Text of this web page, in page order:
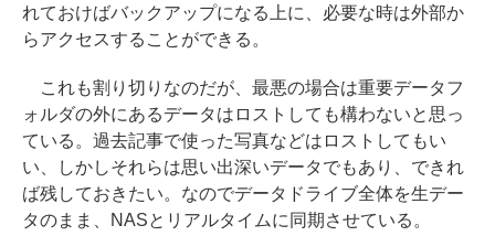
れておけばバックアップになる上に、必要な時は外部か
らアクセスすることができる。
これも割り切りなのだが、最悪の場合は重要データフ
ォルダの外にあるデータはロストしても構わないと思っ
ている。過去記事で使った写真などはロストしてもい
い、しかしそれらは思い出深いデータでもあり、できれ
ば残しておきたい。なのでデータドライブ全体を生デー
タのまま、NASとリアルタイムに同期させている。